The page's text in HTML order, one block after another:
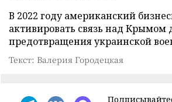
В 2022 году американский
активировать связь над Крымом
предотвращения украинской
Текст: Валерия Городецкая